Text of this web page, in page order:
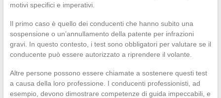
motivi specifici e imperativi.
Il primo caso è quello dei conducenti che hanno subito una
sospensione o un’annullamento della patente per infrazioni
gravi. In questo contesto, i test sono obbligatori per valutare se il
conducente può essere autorizzato a riprendere il volante.
Altre persone possono essere chiamate a sostenere questi test
a causa della loro professione. I conducenti professionisti, ad
esempio, devono dimostrare competenze di guida impeccabili, e